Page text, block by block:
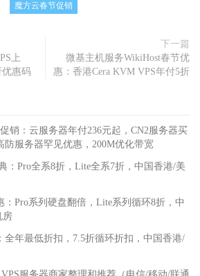
魔方云春节促销
上
优惠码
下一篇
微基主机服务WikiHost春节优
惠：香港Cera KVM VPS年付5折
销：云服务器年付236元起，CN2服务器买
防服务器罕见优惠，200M优化带宽
：Pro全系8折，Lite全系7折，中国香港/美
：Pro系列硬盘翻倍，Lite系列循环8折，中
房
全年最低折扣，7.5折循环折扣，中国香港/